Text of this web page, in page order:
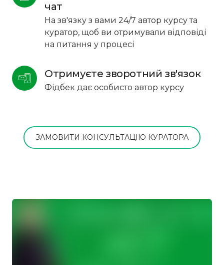
чат
На зв'язку з вами 24/7 автор курсу та
куратор, щоб ви отримували відповіді
на питання у процесі
Отримуєте зворотний зв'язок
Фідбек дає особисто автор курсу
ЗАМОВИТИ КОНСУЛЬТАЦІЮ КУРАТОРА